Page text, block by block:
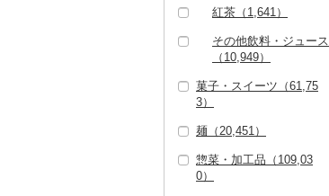
但馬牛（811）
土佐あかうし（164）
佐賀牛（6,812）
長崎和牛（2,289）
あか牛（1,745）
宮崎牛（2,430）
サバ（3,109）
さんま（357）
鯛（1,678）
のどぐろ（462）
ふぐ（2,390）
ブリ（1,159）
（36,877）
まどんな（335）
ポンカン（735）
その他柑橘（8,372）
干し芋（1,532）
その他ドライフルーツ
びわ（226）
ブルーベリー（693）
パイナップル（191）
栗（502）
その他果物（3,062）
茄子（302）
レタス（214）
その他野菜（5,782）
5）
8）
その他酒（4,307）
茶葉・ティーバッグ
静岡茶（883）
足柄茶（74）
りんごジュース（1,62
みかんジュース（オレ
7）
3）
紅茶（1,641）
飲料（152）
（1,469）
その他飲料・ジュース
（10,949）
野菜ジュース（2,88
炭酸飲料（1,962）
豆乳（300）
菓子・スイーツ（61,75
3）
ケーキ（10,489）
クッキー（3,509）
麺（20,451）
ラーメン（7,245）
惣菜・加工品（109,03
0）